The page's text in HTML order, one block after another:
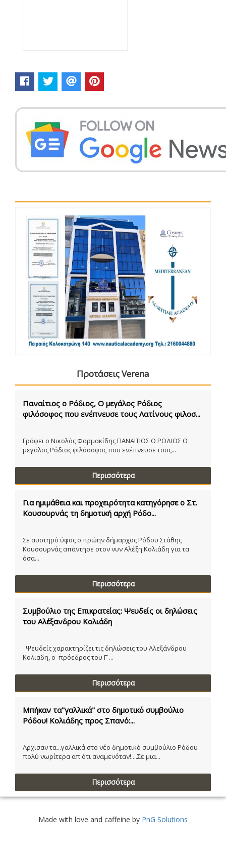
Προτάσεις Verena
Παναίτιος ο Ρόδιος, Ο μεγάλος Ρόδιος
φιλόσοφος που ενέπνευσε τους Λατίνους φιλοσ...
Γράφει ο Νικολός Φαρμακίδης ΠΑΝΑΙΤΙΟΣ Ο ΡΟΔΙΟΣ Ο
μεγάλος Ρόδιος φιλόσοφος που ενέπνευσε τους...
Περισσότερα
Για ημιμάθεια και προχειρότητα κατηγόρησε ο Στ.
Κουσουρνάς τη δημοτική αρχή Ρόδο...
Σε αυστηρό ύφος ο πρώην δήμαρχος Ρόδου Στάθης
Κουσουρνάς απάντησε στον νυν Αλέξη Κολιάδη για τα
όσα...
Περισσότερα
Συμβούλιο της Επικρατείας: Ψευδείς οι δηλώσεις
του Αλέξανδρου Κολιάδη
Ψευδείς χαρακτηρίζει τις δηλώσεις του Αλεξάνδρου
Κολιαδη, ο πρόεδρος του Γ´...
Περισσότερα
Μπήκαν τα"γαλλικά" στο δημοτικό συμβούλιο
Ρόδου! Κολιάδης προς Σπανό:...
Αρχισαν τα...γαλλικά στο νέο δημοτικό συμβούλιο Ρόδου
πολύ νωρίτερα απ ότι αναμενόταν!....Σε μια...
Περισσότερα
Made with love and caffeine by PnG Solutions